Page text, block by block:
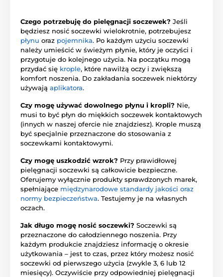
Czego potrzebuję do pielęgnacji soczewek? Jeśli
będziesz nosić soczewki wielokrotnie, potrzebujesz
płynu oraz pojemnika. Po każdym użyciu soczewki
należy umieścić w świeżym płynie, który je oczyści i
przygotuje do kolejnego użycia. Na początku mogą
przydać się krople, które nawilżą oczy i zwiększą
komfort noszenia. Do zakładania soczewek niektórzy
używają aplikatora.
Czy mogę używać dowolnego płynu i kropli? Nie,
musi to być płyn do miękkich soczewek kontaktowych
(innych w naszej ofercie nie znajdziesz). Krople muszą
być specjalnie przeznaczone do stosowania z
soczewkami kontaktowymi.
Czy mogę uszkodzić wzrok? Przy prawidłowej
pielęgnacji soczewki są całkowicie bezpieczne.
Oferujemy wyłącznie produkty sprawdzonych marek,
spełniające międzynarodowe standardy jakości oraz
normy bezpieczeństwa. Testujemy je na własnych
oczach.
Jak długo mogę nosić soczewki? Soczewki są
przeznaczone do całodziennego noszenia. Przy
każdym produkcie znajdziesz informację o okresie
użytkowania – jest to czas, przez który możesz nosić
soczewki od pierwszego użycia (zwykle 3, 6 lub 12
miesięcy). Oczywiście przy odpowiedniej pielęgnacji